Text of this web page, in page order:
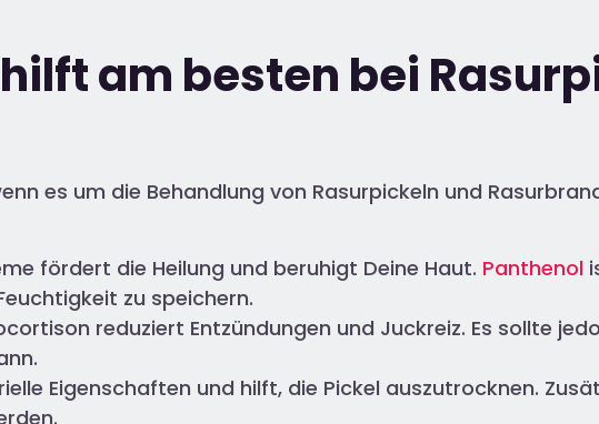
am besten bei
es um die Behandlung von Rasurpickeln und
fördert die Heilung und beruhigt Deine Haut. Panthenol
zu speichern.
reduziert Entzündungen und Juckreiz. Es sollte
Eigenschaften und hilft, die Pickel auszutrocknen.